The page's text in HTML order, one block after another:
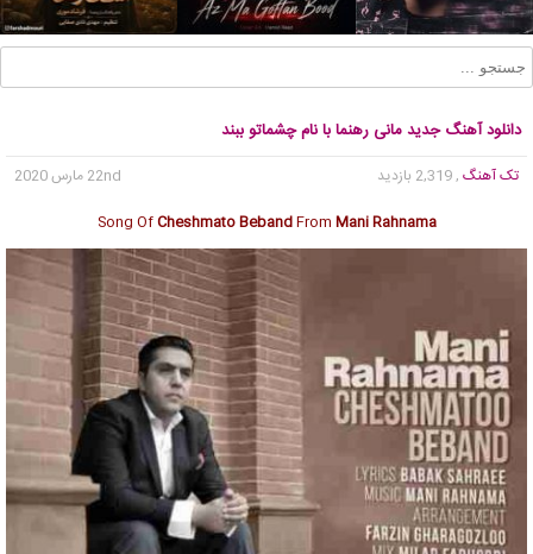
دانلود آهنگ جدید مانی رهنما با نام چشماتو ببند
تک آهنگ , 2,319 بازدید
22nd مارس 2020
Song OfCheshmato BebandFrom Mani Rahnama